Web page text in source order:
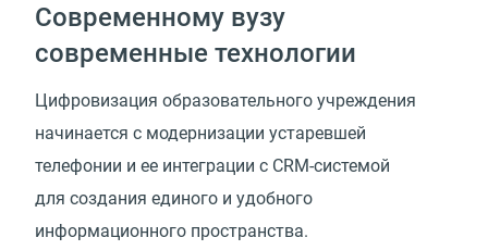
Современному вузу
современные технологии
Цифровизация образовательного учреждения
начинается с модернизации устаревшей
телефонии и ее интеграции с CRM-системой
для создания единого и удобного
информационного пространства.